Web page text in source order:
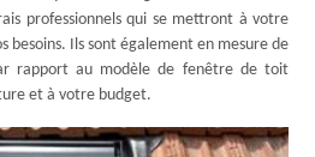
professionnels qui se mettront à votre
besoins. Ils sont également en mesure de
rapport au modèle de fenêtre de toit
et à votre budget.